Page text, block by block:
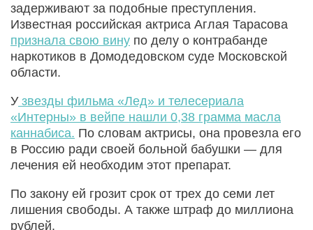
задерживают за подобные преступления.
Известная российская актриса Аглая Тарасова
признала свою вину по делу о контрабанде
наркотиков в Домодедовском суде Московской
области.
Узвезды фильма «Лед» и телесериала
«Интерны» в вейпе нашли 0,38 грамма масла
каннабиса. По словам актрисы, она провезла его
в Россию ради своей больной бабушки — для
лечения ей необходим этот препарат.
По закону ей грозит срок от трех до семи лет
лишения свободы. А также штраф до миллиона
рублей.